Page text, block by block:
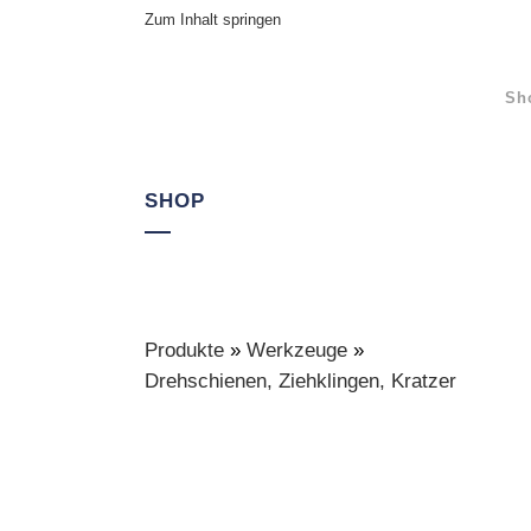
Zum Inhalt springen
SHOP
Produkte » Werkzeuge »
Drehschienen, Ziehklingen, Kratzer